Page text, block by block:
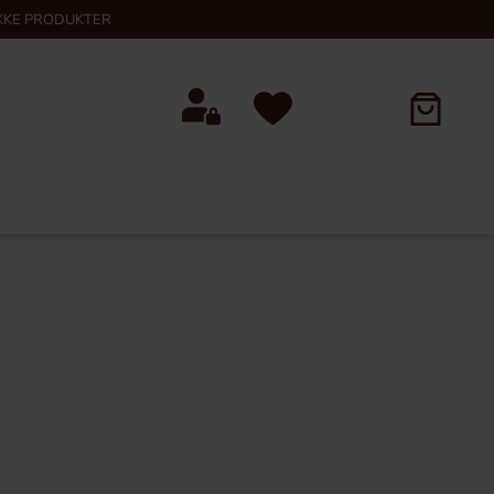
PRODUKTER